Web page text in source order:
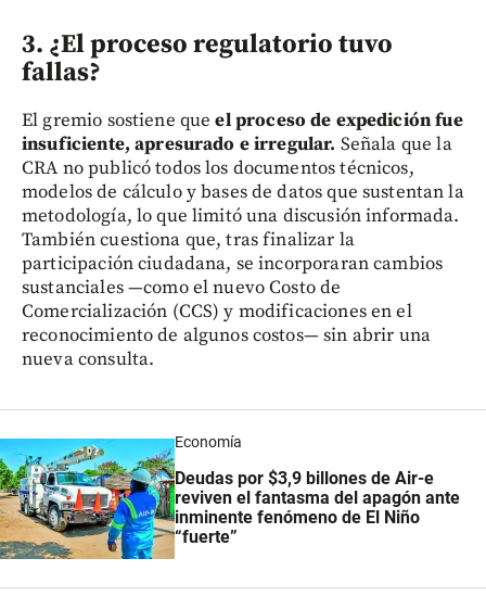
3. ¿El proceso regulatorio tuvo
fallas?
El gremio sostiene queel proceso de expedición fue
insuficiente, apresurado e irregular. Señala que la
CRA no publicó todos los documentos técnicos,
modelos de cálculo y bases de datos que sustentan la
metodología, lo que limitó una discusión informada.
También cuestiona que, tras finalizar la
participación ciudadana, se incorporaran cambios
sustanciales —como el nuevo Costo de
Comercialización (CCS) y modificaciones en el
reconocimiento de algunos costos— sin abrir una
nueva consulta.
Economía
Deudas por $3,9 billones de Air-e
reviven el fantasma del apagón ante
inminente fenómeno de El Niño
“fuerte”